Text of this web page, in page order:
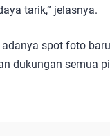
tarik,” jelasnya.
spot foto
dukungan semua